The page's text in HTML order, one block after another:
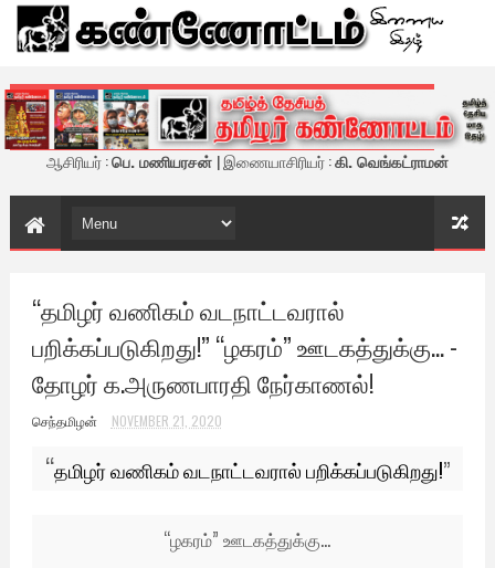
கண்ணோட்டம் - இணைய இதழ்
ஆசிரியர் :பெ. மணியரசன் | இணையாசிரியர் :கி. வெங்கட்ராமன்
“தமிழர் வணிகம் வடநாட்டவரால்
பறிக்கப்படுகிறது!” “ழகரம்” ஊடகத்துக்கு... -
தோழர் க.அருணபாரதி நேர்காணல்!
செந்தமிழன் NOVEMBER 21, 2020
“தமிழர் வணிகம் வடநாட்டவரால் பறிக்கப்படுகிறது!”
“ழகரம்” ஊடகத்துக்கு...